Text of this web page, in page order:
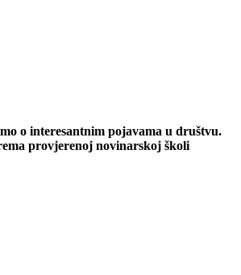
o interesantnim pojavama u društvu.
provjerenoj novinarskoj školi